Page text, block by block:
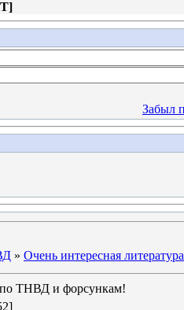
]
Забыл
» Очень интересная
по ТНВД и форсункам!